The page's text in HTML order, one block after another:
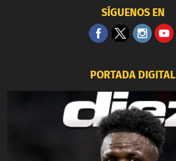
SÍGUENOS EN
PORTADA DIGITAL